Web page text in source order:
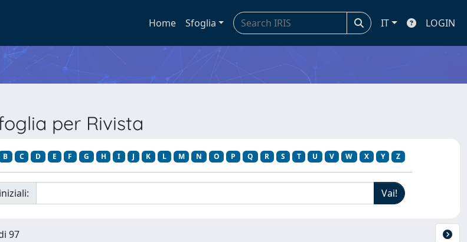
Home Sfoglia IT LOGIN
per Rivista
B C D E F G H I J K L M N O P Q R S T U V W X Y Z
97